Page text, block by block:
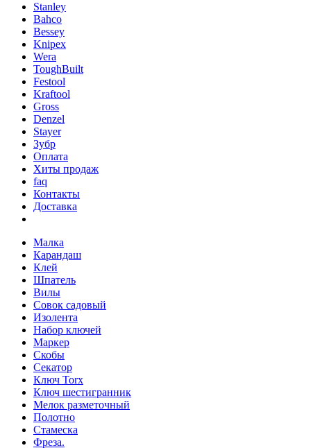
Stanley
Bahco
Bessey
Knipex
Wera
ToughBuilt
Festool
Kraftool
Gross
Denzel
Stayer
Зубр
Оплата
Хиты продаж
faq
Контакты
Доставка
Малка
Карандаш
Клей
Шпатель
Вилы
Совок садовый
Изолента
Набор ключей
Маркер
Скобы
Секатор
Ключ Torx
Ключ шестигранник
Мелок разметочный
Полотно
Стамеска
Фреза.